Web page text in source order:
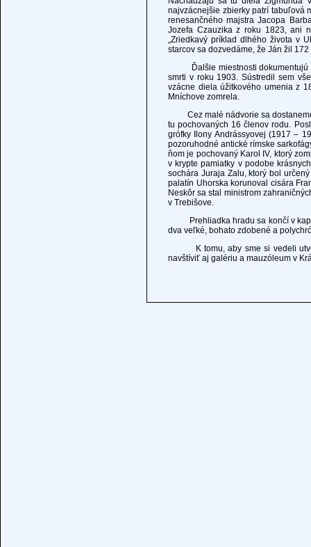
najvzácnejšie zbierky patrí tabuľová
renesančného majstra Jacopa
Jozefa Czauzika z roku 1823, ani
„Zriedkavý príklad dlhého života v
starcov sa dozvedáme, že Ján žil
Ďalšie miestnosti dokumentujú
smrti v roku 1903. Sústredil sem
vzácne diela úžitkového umenia z
Mníchove zomrela.
Cez malé nádvorie sa dostaneme
tu pochovaných 16 členov rodu.
grófky Ilony Andrássyovej (1917 –
pozoruhodné antické rímske
ňom je pochovaný Karol IV, ktorý
v krypte pamiatky v podobe
sochára Juraja Zalu, ktorý bol
palatín Uhorska korunoval cisára
Neskôr sa stal ministrom
v Trebišove.
Prehliadka hradu sa končí v
dva veľké, bohato zdobené a
K tomu, aby sme si vedeli utvoriť
navštíviť aj galériu a mauzóleum v